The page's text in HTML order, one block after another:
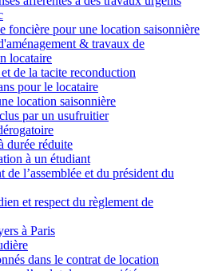
foncière pour une location saisonnière
& travaux de
locataire
de la tacite reconduction
pour le locataire
location saisonnière
par un usufruitier
durée réduite
à un étudiant
de l’assemblée et du président du
et respect du règlement de
à Paris
dans le contrat de location